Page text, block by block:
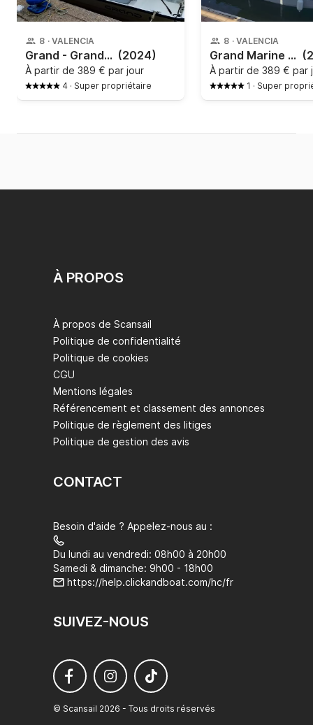
8 · VALENCIA
Grand - Grand N585G (2024)
À partir de 389 € par jour
4 · Super propriétaire
8 · VALENCIA
Grand Marine Corp - Grand N585G
À partir de 389 € par
1 · Super
À PROPOS
À propos de Scansail
Politique de confidentialité
Politique de cookies
CGU
Mentions légales
Référencement et classement des annonces
Politique de règlement des litiges
Politique de gestion des avis
CONTACT
Besoin d'aide ? Appelez-nous au :
Du lundi au vendredi: 08h00 à 20h00
Samedi & dimanche: 9h00 - 18h00
https://help.clickandboat.com/hc/fr
SUIVEZ-NOUS
© Scansail 2026 - Tous droits réservés